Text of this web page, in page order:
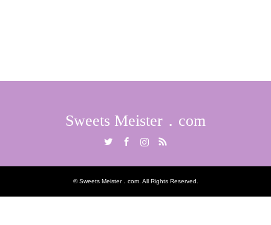
Sweets Meister．com
RSS
©Sweets Meister．com. All Rights Reserved.